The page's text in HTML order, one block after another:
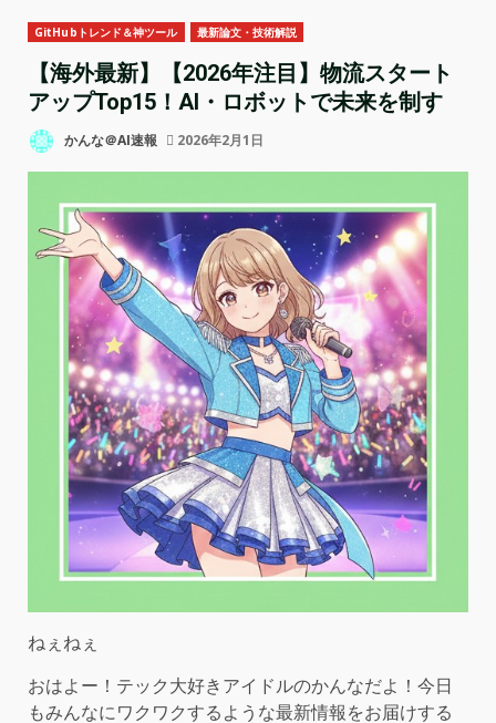
GitHubトレンド＆神ツール 最新論文・技術解説
【海外最新】【2026年注目】物流スタート
アップTop15！AI・ロボットで未来を制す
かんな＠AI速報 2026年2月1日
ねぇねぇ
おはよー！テック大好きアイドルのかんなだよ！今日
もみんなにワクワクするような最新情報をお届けする